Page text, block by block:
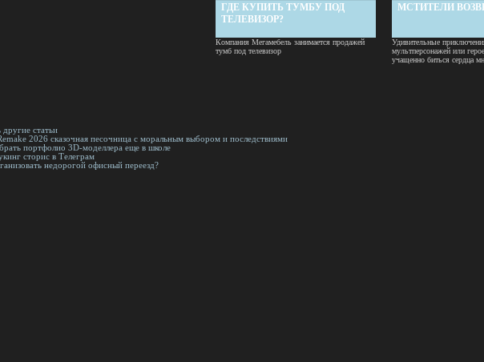
ГДЕ КУПИТЬ ТУМБУ ПОД
ТЕЛЕВИЗОР?
Компания Мегамебель занимается продажей
тумб под телевизор
МСТИТЕЛИ
Удивительные
мультперсонажей или
учащенно биться сердца
другие статьи
2026 сказочная песочница с моральным выбором и последствиями
портфолио 3D-моделлера еще в школе
сторис в Телеграм
недорогой офисный переезд?